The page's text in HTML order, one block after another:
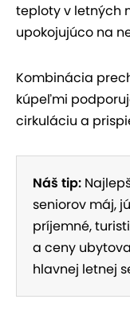
teploty v letných
upokojujúco na
Kombinácia
kúpeľmi
cirkuláciu a
Náš tip:
seniorov máj,
príjemné,
a ceny
hlavnej letnej